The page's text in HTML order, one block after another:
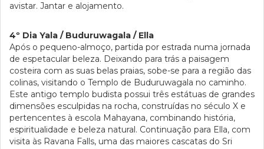
avistar. Jantar e alojamento.
4º Dia Yala / Buduruwagala / Ella
Após o pequeno-almoço, partida por estrada numa jornada
de espetacular beleza. Deixando para trás a paisagem
costeira com as suas belas praias, sobe-se para a região das
colinas, visitando o Templo de Buduruwagala no caminho.
Este antigo templo budista possui três estátuas de grandes
dimensões esculpidas na rocha, construídas no século X e
pertencentes à escola Mahayana, combinando história,
espiritualidade e beleza natural. Continuação para Ella, com
visita às Ravana Falls, uma das maiores cascatas do Sri